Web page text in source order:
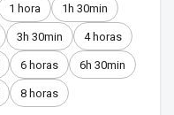
1 hora 1h 30min
3h 30min 4 horas
6 horas 6h 30min
8 horas